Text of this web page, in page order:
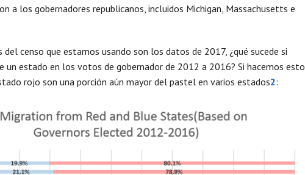
a los gobernadores republicanos, incluidos Michigan, Massachusetts e
censo que estamos usando son los datos de 2017, ¿qué sucede si
un estado en los votos de gobernador de 2012 a 2016? Si hacemos esto,
rojo son una porción aún mayor del pastel en varios estados2: